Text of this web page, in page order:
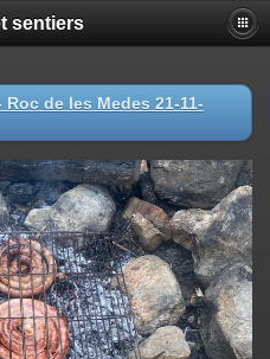
sentiers
Roc de les Medes 21-11-